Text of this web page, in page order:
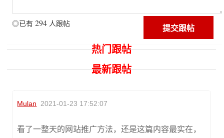
◎已有 294 人跟帖
热门跟帖
最新跟帖
Mulan 2021-01-23 17:52:07
看了一整天的网站推广方法，还是这篇内容最实在，